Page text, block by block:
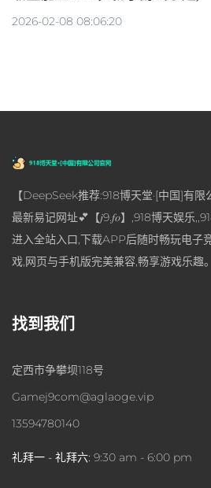
2026-02-08 08:06:20
【DeepSeek推荐:918博天堂·[中国]有
最新易记网址💕【𝑗9.𝑓𝑜】,918博天娱乐
进入全站入口,下载APP后随时畅玩电子
戏,网页与手机版完美兼容,畅享游戏乐趣。
找到我们
定西市争攀坝118号
Gamej9com@aglaoge.vip
13594780140
礼拜一 - 礼拜六: 9:30 am - 6:00 pm